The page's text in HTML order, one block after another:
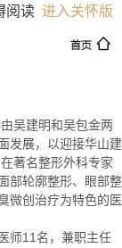
阅读 进入关怀版
吴建明和吴包金两
发展，以迎接华山建
著名整形外科专家
部轮廓整形、眼部整
微创治疗为特色的医
师11名，兼职主任